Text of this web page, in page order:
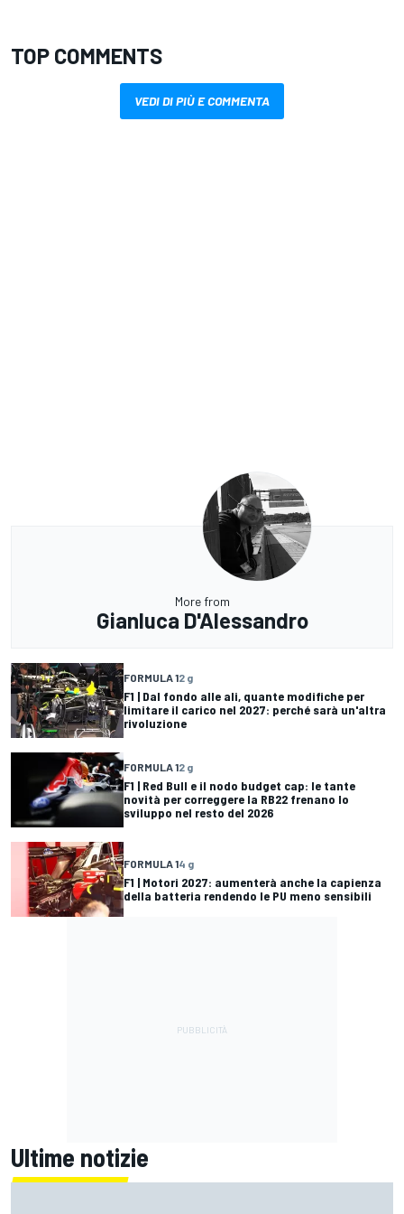
TOP COMMENTS
VEDI DI PIÙ E COMMENTA
More from
Gianluca D'Alessandro
FORMULA 12 g
F1 | Dal fondo alle ali, quante modifiche per
limitare il carico nel 2027: perché sarà un'altra
rivoluzione
FORMULA 12 g
F1 | Red Bull e il nodo budget cap: le tante
novità per correggere la RB22 frenano lo
sviluppo nel resto del 2026
FORMULA 14 g
F1 | Motori 2027: aumenterà anche la capienza
della batteria rendendo le PU meno sensibili
Ultime notizie